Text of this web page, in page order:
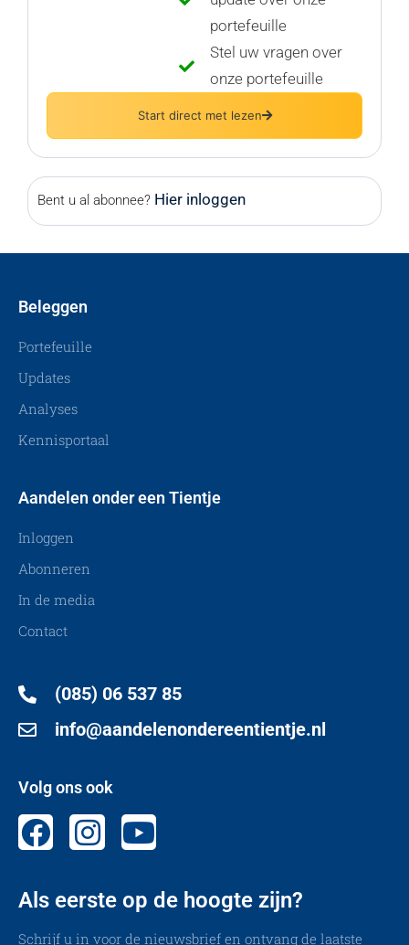
portefeuille
Stel uw vragen over
onze portefeuille
Start direct met lezen
Bent u al abonnee? Hier inloggen
Beleggen
Portefeuille
Updates
Analyses
Kennisportaal
Aandelen onder een Tientje
Inloggen
Abonneren
In de media
Contact
(085) 06 537 85
info@aandelenondereentientje.nl
Volg ons ook
Als eerste op de hoogte zijn?
Schrijf u in voor de nieuwsbrief en ontvang de laatste